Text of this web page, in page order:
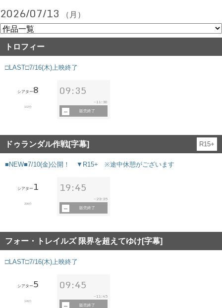
2026/07/13 （月）
トロフィー
□LAST□7/16(木)上映終了
シアター8
102分
09:35
~ 11:30
販売終了
ドゥランダル作戦[字幕] R15+
■NEW■7/10(金)公開！ ▼R15+ ※途中休憩がございます
シアター 1
206分
19:45
~ 23:35
販売終了
フォー・トレイルズ 限界を超えてゆけ[字幕]
□LAST□7/16(木)上映終了
シアター5
106分
09:45
~11:45
販売終了